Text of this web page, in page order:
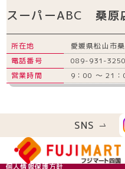
スーパーABC 桑原
所在地
愛媛県松山市
電話番号
089-931-3250
営業時間
9：00 ～ 21：
SNS
個人情報保護方針